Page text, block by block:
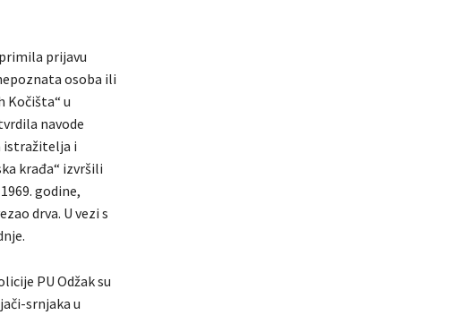
prijavu
osoba ili
Kočišta“ u
navode
istražitelja i
krađa“ izvršili
godine,
drva. U vezi s
PU Odžak su
srnjaka u